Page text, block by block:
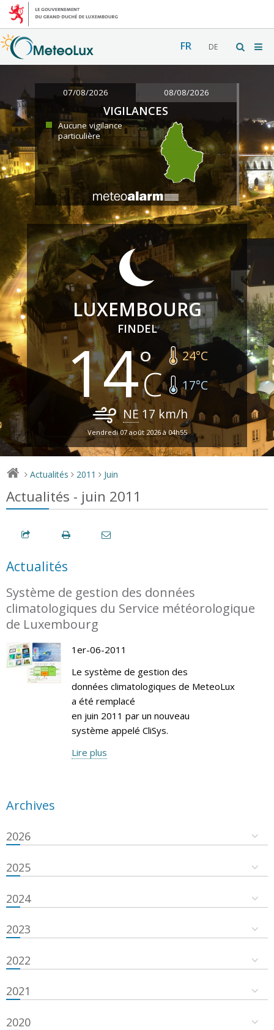
FR DE
07/08/2026 08/08/2026
VIGILANCES
Aucune vigilance
particulière
LUXEMBOURG
FINDEL
14 24°C
17°C
NE 17 km/h
Vendredi 07 août 2026 à 04h55
> Actualités > 2011 > Juin
Actualités - juin 2011
Actualités
Système de gestion des données
climatologiques du Service météorologique
de Luxembourg
1er-06-2011
Le système de gestion des
données climatologiques de MeteoLux
a été remplacé
en juin 2011 par un nouveau
système appelé CliSys.
Lire plus
Archives
2026
2025
2024
2023
2022
2021
2020